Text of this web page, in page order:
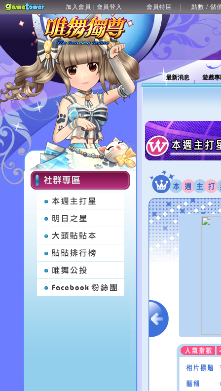
加入會員 | 會員登入 會員特區 點數 / 儲
最新消息 遊戲